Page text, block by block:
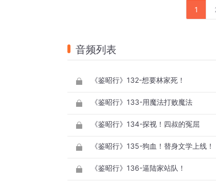
1
音频列表
《鉴昭行》132-想要林家死！
《鉴昭行》133-用魔法打败魔法
《鉴昭行》134-探视！四叔的冤屈
《鉴昭行》135-狗血！替身文学上线！
《鉴昭行》136-逼陆家站队！